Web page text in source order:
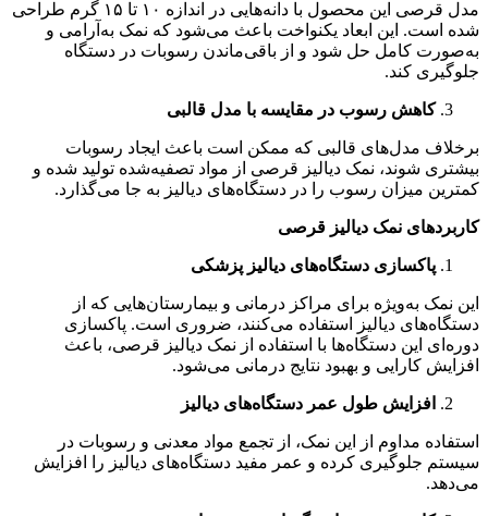
مدل قرصی این محصول با دانه‌هایی در اندازه ۱۰ تا ۱۵ گرم طراحی
شده است. این ابعاد یکنواخت باعث می‌شود که نمک به‌آرامی و
به‌صورت کامل حل شود و از باقی‌ماندن رسوبات در دستگاه
جلوگیری کند.
کاهش رسوب در مقایسه با مدل قالبی
برخلاف مدل‌های قالبی که ممکن است باعث ایجاد رسوبات
بیشتری شوند، نمک دیالیز قرصی از مواد تصفیه‌شده تولید شده و
کمترین میزان رسوب را در دستگاه‌های دیالیز به جا می‌گذارد.
کاربردهای نمک دیالیز قرصی
پاکسازی دستگاه‌های دیالیز پزشکی
این نمک به‌ویژه برای مراکز درمانی و بیمارستان‌هایی که از
دستگاه‌های دیالیز استفاده می‌کنند، ضروری است. پاکسازی
دوره‌ای این دستگاه‌ها با استفاده از نمک دیالیز قرصی، باعث
افزایش کارایی و بهبود نتایج درمانی می‌شود.
افزایش طول عمر دستگاه‌های دیالیز
استفاده مداوم از این نمک، از تجمع مواد معدنی و رسوبات در
سیستم جلوگیری کرده و عمر مفید دستگاه‌های دیالیز را افزایش
می‌دهد.